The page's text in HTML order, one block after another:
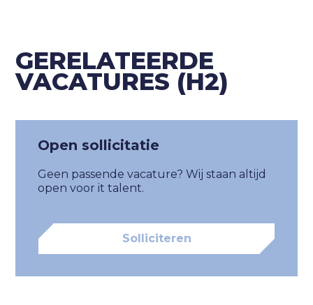
GERELATEERDE
VACATURES (H2)
Open sollicitatie
Geen passende vacature? Wij staan altijd
open voor it talent.
Solliciteren
Ik ga akkoord met hetprivacybeleid